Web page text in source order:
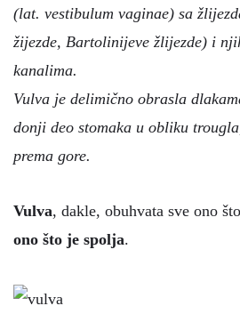
(lat. vestibulum vaginae) sa
žijezde, Bartolinijeve žlijezde) i
kanalima.
Vulva je delimično obrasla
donji deo stomaka u obliku
prema gore.
Vulva, dakle, obuhvata sve ono
ono što je spolja.